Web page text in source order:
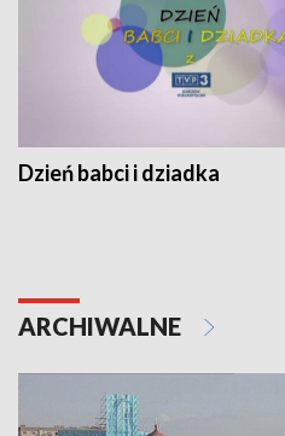
Dzień babci i dziadka
ARCHIWALNE